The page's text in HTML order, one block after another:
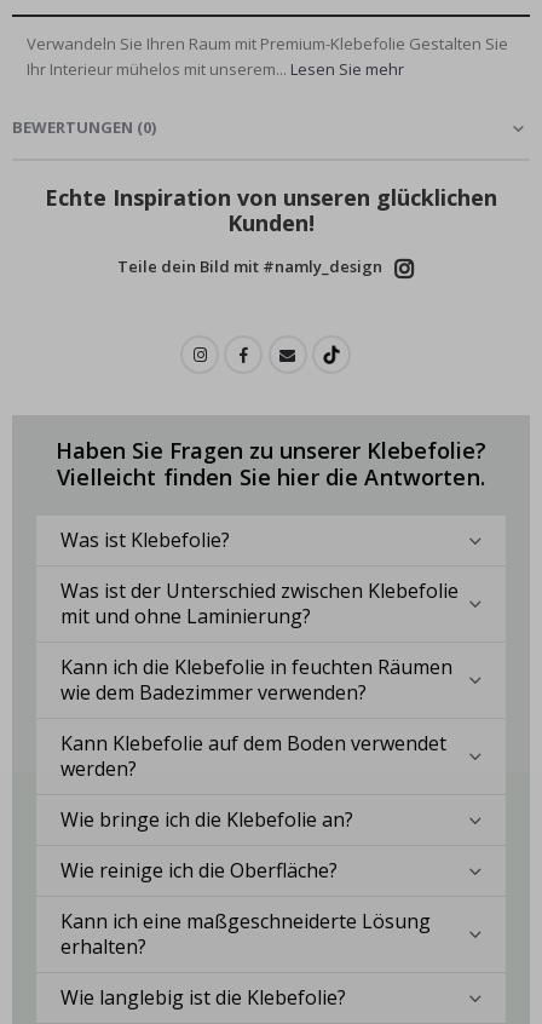
Verwandeln Sie Ihren Raum mit Premium-Klebefolie Gestalten Sie
Ihr Interieur mühelos mit unserem... Lesen Sie mehr
BEWERTUNGEN (0)
Echte Inspiration von unseren glücklichen
Kunden!
Teile dein Bild mit #namly_design
Haben Sie Fragen zu unserer Klebefolie?
Vielleicht finden Sie hier die Antworten.
Was ist Klebefolie?
Was ist der Unterschied zwischen Klebefolie
mit und ohne Laminierung?
Kann ich die Klebefolie in feuchten Räumen
wie dem Badezimmer verwenden?
Kann Klebefolie auf dem Boden verwendet
werden?
Wie bringe ich die Klebefolie an?
Wie reinige ich die Oberfläche?
Kann ich eine maßgeschneiderte Lösung
erhalten?
Wie langlebig ist die Klebefolie?